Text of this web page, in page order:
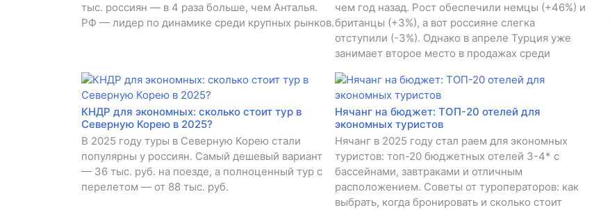
тыс. россиян — в 4 раза больше, чем Анталья.
РФ — лидер по динамике среди крупных рынков.
чем год назад. Рост обеспечили немцы (+46%) и
британцы (+3%), а вот россияне слегка
отступили (-3%). Однако в апреле Турция уже
занимает второе место в продажах среди
КНДР для экономных: сколько стоит тур в
Северную Корею в 2025?
В 2025 году туры в Северную Корею стали
популярны у россиян. Самый дешевый вариант
— 36 тыс. руб. на поезде, а полноценный тур с
перелетом — от 88 тыс. руб.
Нячанг на бюджет: ТОП-20 отелей для
экономных туристов
Нячанг в 2025 году стал раем для экономных
туристов: топ-20 бюджетных отелей 3-4* с
бассейнами, завтраками и отличным
расположением. Советы от туроператоров: как
выбрать, когда бронировать и сколько стоит